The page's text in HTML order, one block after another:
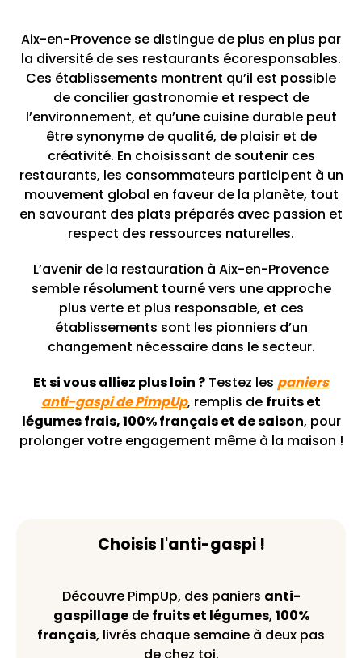
Aix-en-Provence se distingue de plus en plus par
la diversité de ses restaurants écoresponsables.
Ces établissements montrent qu’il est possible
de concilier gastronomie et respect de
l’environnement, et qu’une cuisine durable peut
être synonyme de qualité, de plaisir et de
créativité. En choisissant de soutenir ces
restaurants, les consommateurs participent à un
mouvement global en faveur de la planète, tout
en savourant des plats préparés avec passion et
respect des ressources naturelles.
L’avenir de la restauration à Aix-en-Provence
semble résolument tourné vers une approche
plus verte et plus responsable, et ces
établissements sont les pionniers d’un
changement nécessaire dans le secteur.
Et si vous alliez plus loin ? Testez les paniers
anti-gaspi de PimpUp, remplis de fruits et
légumes frais, 100% français et de saison, pour
prolonger votre engagement même à la maison !
Choisis l'anti-gaspi !
Découvre PimpUp, des paniers anti-
gaspillagede fruits et légumes, 100%
français, livrés chaque semaine à deux pas